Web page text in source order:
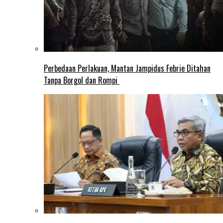
Perbedaan Perlakuan, Mantan Jampidus Febrie Ditahan
Tanpa Borgol dan Rompi